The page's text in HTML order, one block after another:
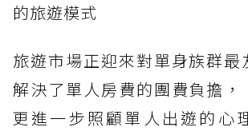
的旅遊模式
旅遊市場正迎來對單身族群最
解決了單人房費的團費負擔，
更進一步照顧單人出遊的心